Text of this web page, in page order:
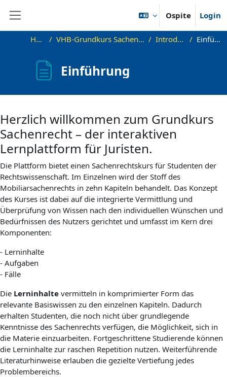
Ospite Login
Home VHB-Grundkurs Sachenrecht - Demo Introduzione Einführung
Einführung
Herzlich willkommen zum Grundkurs
Sachenrecht – der interaktiven
Lernplattform für Juristen.
Die Plattform bietet einen Sachenrechtskurs für Studenten der
Rechtswissenschaft. Im Einzelnen wird der Stoff des
Mobiliarsachenrechts in zehn Kapiteln behandelt. Das Konzept
des Kurses ist dabei auf die integrierte Vermittlung und
Überprüfung von Wissen nach den individuellen Wünschen und
Bedürfnissen des Nutzers gerichtet und umfasst im Kern drei
Komponenten:
- Lerninhalte
- Aufgaben
- Fälle
Die Lerninhalte vermitteln in komprimierter Form das
relevante Basiswissen zu den einzelnen Kapiteln. Dadurch
erhalten Studenten, die noch nicht über grundlegende
Kenntnisse des Sachenrechts verfügen, die Möglichkeit, sich in
die Materie einzuarbeiten. Fortgeschrittene Studierende können
die Lerninhalte zur raschen Repetition nutzen. Weiterführende
Literaturhinweise erlauben die gezielte Vertiefung jedes
Problembereichs.